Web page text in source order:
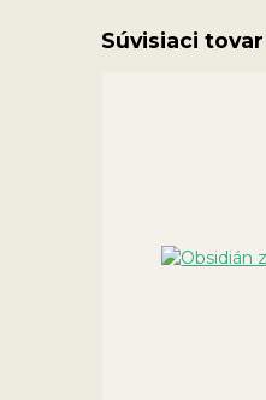
Súvisiaci tovar